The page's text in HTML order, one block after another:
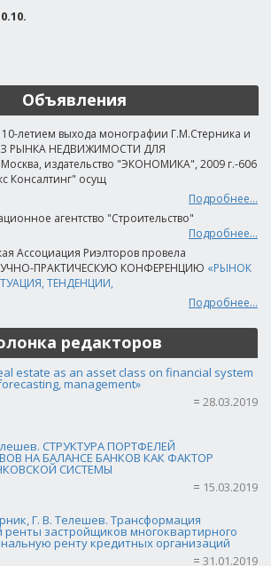
0.10.
Объявления
10-летием выхода монографии Г.М.Стерника и
РЫНКА НЕДВИЖИМОСТИ ДЛЯ
издательство "ЭКОНОМИКА", 2009 г.-606
Консалтинг" осущ
Подробнее...
агентство "Строительство"
Подробнее...
Ассоциация Риэлторов провела
ПРАКТИЧЕСКУЮ КОНФЕРЕНЦИЮ «РЫНОК
ТЕНДЕНЦИИ,
Подробнее...
редакторов
estate as an asset class on financial system
management»
28.03.2019
СТРУКТУРА ПОРТФЕЛЕЙ
НА БАЛАНСЕ БАНКОВ КАК ФАКТОР
СИСТЕМЫ
15.03.2019
Г. В. Телешев. Трансформация
ренты застройщиков многоквартирного
ренту кредитных организаций
31.01.2019